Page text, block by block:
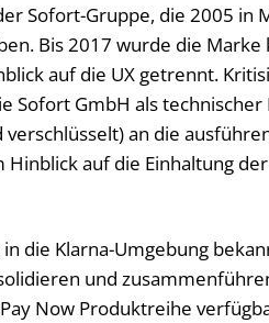
Sofort-Gruppe, die 2005 in
Bis 2017 wurde die
auf die UX getrennt.
Sofort GmbH als
an die
auf die Einhaltung der
die Klarna-Umgebung
und
Now Produktreihe